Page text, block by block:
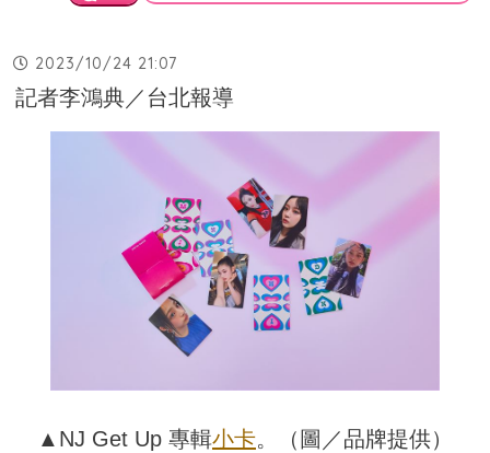
2023/10/24 21:07
記者李鴻典／台北報導
▲NJ Get Up 專輯小卡。（圖／品牌提供）